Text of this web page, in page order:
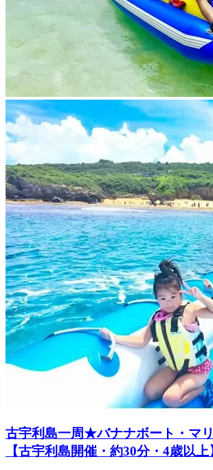
古宇利島一周★バナナボート・マ
【古宇利島開催・約30分・4歳以上